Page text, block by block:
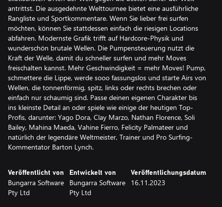
antrittst. Die ausgedehnte Welttournee bietet eine ausführliche
Rangliste und Sportkommentare. Wenn Sie lieber frei surfen
möchten, können Sie stattdessen einfach die riesigen Locations
abfahren. Modernste Grafik trifft auf Hardcore-Physik und
wunderschön brutale Wellen. Die Pumpensteuerung nutzt die
Kraft der Welle, damit du schneller surfen und mehr Moves
freischalten kannst. Mehr Geschwindigkeit = mehr Moves! Pump,
schmettere die Lippe, werde sooo fassungslos und starte Airs von
Wellen, die tonnenförmig, spitz, links oder rechts brechen oder
einfach nur schaumig sind. Passe deinen eigenen Charakter bis
ins kleinste Detail an oder spiele wie einige der heutigen Top-
Profis, darunter: Yago Dora, Clay Marzo, Nathan Florence, Soli
Bailey, Mahina Maeda, Vahine Fierro, Felicity Palmateer und
natürlich der legendäre Weltmeister, Trainer und Pro Surfing-
Kommentator Barton Lynch.
Veröffentlicht von
Bungarra Software
Pty Ltd
Entwickelt von
Bungarra Software
Pty Ltd
Veröffentlichungsdatum
16.11.2023